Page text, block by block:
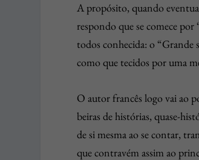
A propósito, quando
respondo que se comece
todos conhecida: o “Grande
como que tecidos por uma
O autor francês logo vai ao
beiras de histórias, quase-
de si mesma ao se contar,
que contravém assim ao